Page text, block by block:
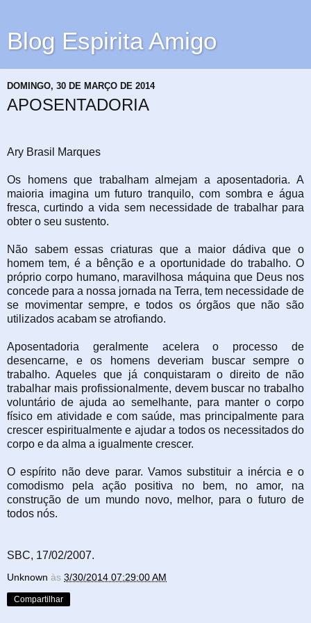
Blog Espirita Amigo
DOMINGO, 30 DE MARÇO DE 2014
APOSENTADORIA
Ary Brasil Marques
Os homens que trabalham almejam a aposentadoria. A
maioria imagina um futuro tranquilo, com sombra e água
fresca, curtindo a vida sem necessidade de trabalhar para
obter o seu sustento.
Não sabem essas criaturas que a maior dádiva que o
homem tem, é a bênção e a oportunidade do trabalho. O
próprio corpo humano, maravilhosa máquina que Deus nos
concede para a nossa jornada na Terra, tem necessidade de
se movimentar sempre, e todos os órgãos que não são
utilizados acabam se atrofiando.
Aposentadoria geralmente acelera o processo de
desencarne, e os homens deveriam buscar sempre o
trabalho. Aqueles que já conquistaram o direito de não
trabalhar mais profissionalmente, devem buscar no trabalho
voluntário de ajuda ao semelhante, para manter o corpo
físico em atividade e com saúde, mas principalmente para
crescer espiritualmente e ajudar a todos os necessitados do
corpo e da alma a igualmente crescer.
O espírito não deve parar. Vamos substituir a inércia e o
comodismo pela ação positiva no bem, no amor, na
construção de um mundo novo, melhor, para o futuro de
todos nós.
SBC, 17/02/2007.
Unknown às 3/30/2014 07:29:00 AM
Compartilhar